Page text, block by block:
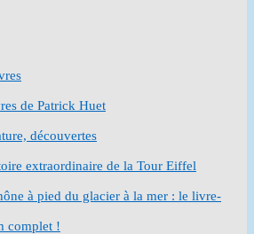
de Patrick Huet
découvertes
extraordinaire de la Tour Eiffel
à pied du glacier à la mer : le livre-
complet !